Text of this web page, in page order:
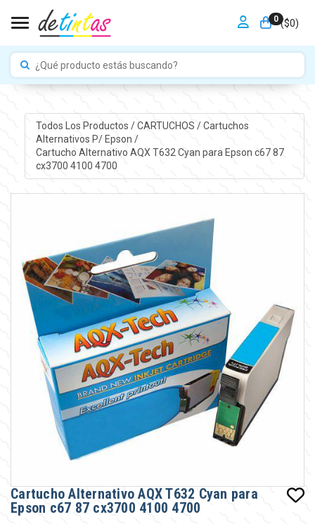
0 ($0)
Toggle navigation
Todos Los Productos /CARTUCHOS /Cartuchos
Alternativos P/ Epson /
Cartucho Alternativo AQX T632 Cyan para Epson c67 87
cx3700 4100 4700
Cartucho Alternativo AQX T632 Cyan para
Epson c67 87 cx3700 4100 4700